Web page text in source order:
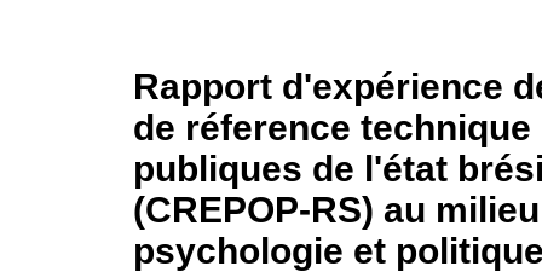
Rapport d'expérience
de réference
publiques de l'état
(CREPOP-RS) au
psychologie et